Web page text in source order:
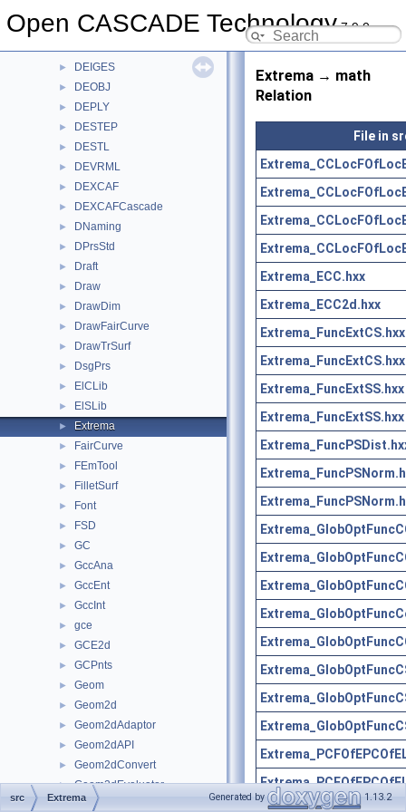
Open CASCADE Technology7.9.0
DEBRepCascade
► DEIGES
► DEOBJ
► DEPLY
► DESTEP
► DESTL
► DEVRML
► DEXCAF
► DEXCAFCascade
► DNaming
► DPrsStd
► Draft
► Draw
► DrawDim
► DrawFairCurve
► DrawTrSurf
► DsgPrs
► ElCLib
► ElSLib
► Extrema
► FairCurve
► FEmTool
► FilletSurf
► Font
► FSD
► GC
► GccAna
► GccEnt
► GccInt
► gce
► GCE2d
► GCPnts
► Geom
► Geom2d
► Geom2dAdaptor
► Geom2dAPI
► Geom2dConvert
► Geom2dEvaluator
► Geom2dGcc
Extrema → math
Relation
File in
Extrema_ECC.hxx
Extrema_ECC2d.hxx
Extrema_FuncExtCS.hxx
Extrema_FuncExtCS.hxx
Extrema_FuncExtSS.hxx
Extrema_FuncExtSS.hxx
src Extrema Generated by 1.13.2